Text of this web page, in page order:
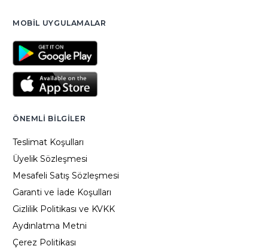
MOBIL UYGULAMALAR
ÖNEMLI BILGILER
Teslimat Koşulları
Üyelik Sözleşmesi
Mesafeli Satış Sözleşmesi
Garanti ve İade Koşulları
Gizlilik Politikası ve KVKK
Aydınlatma Metni
Çerez Politikası